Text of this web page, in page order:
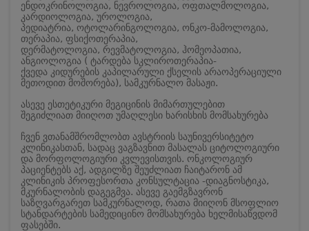
ენდოკრინოლოგია, ნევროლოგია, ოფთალმოლოგია,
კარდიოლოგია, უროლოგია,
პედიატრია, ოტოლარინგოლოგია, ონკო-მამოლოგია,
თერაპია, ფსიქოთერაპია,
დერმატოლოგია, რევმატოლოგია, ჰომეოპათია,
ანგიოლოგია ( ტარდება სკლიროთერაპია-
ქვედა კიდურების კაპილარული ქსელის არაოპერაციული
მეთოდით მოშორება), სამკურნალო მასაჟი.
ასევე ესთეტიკური მეგიცინის მიმართულებით
შეგიძლიათ მიიღოთ უმაღლესი ხარისხის მომსახურება
ჩვენ ვთანამშრომლობთ ავსტრიის საუნივერსიტეტო
კლინიკასთან, სადაც ვაგზავნით მასალას ციტოლოგიური
და მორფოლოგიური კვლევისთვის. ონკოლოგიურ
პაციენტებს აქ, ადგილზე შეუძლიათ ჩაიტარონ ამ
კლინიკის პროფესორთა კონსულტაცია -დიაგნოსტიკა,
მკურნალობის დაგეგმვა. ასევე გაემგზავრონ
საზღვარგარეთ სამკურნალოდ, რათა მიიღონ მსოფლიო
სტანდარტების სამედიცინო მომსახურება ხელმისაწვდომ
ფასებში.